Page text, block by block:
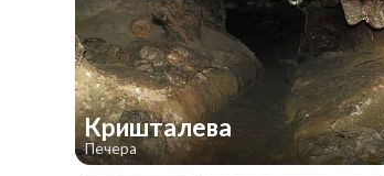
Кришталева
Печера